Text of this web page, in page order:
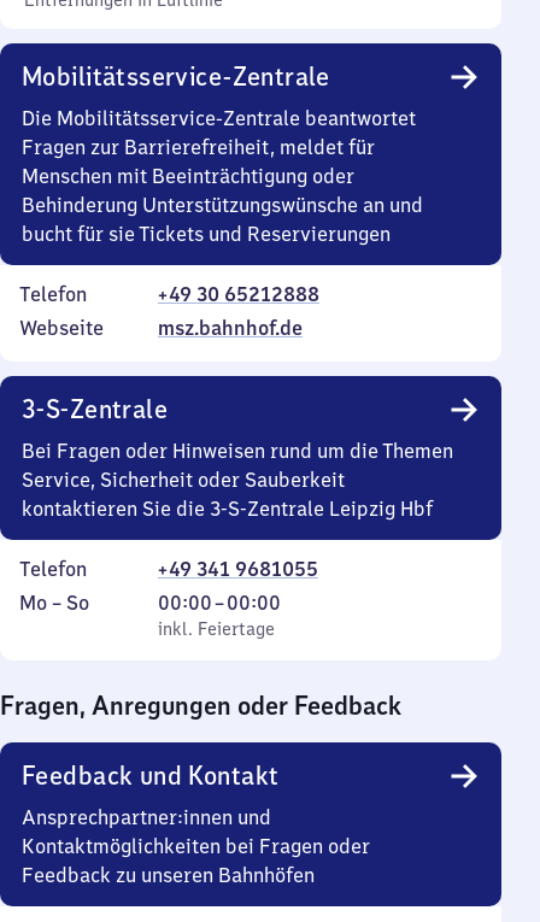
Mobilitätsservice-Zentrale
Die Mobilitätsservice-Zentrale beantwortet
Fragen zur Barrierefreiheit, meldet für
Menschen mit Beeinträchtigung oder
Behinderung Unterstützungswünsche an und
bucht für sie Tickets und Reservierungen
Telefon
+49 30 65212888
Webseite
msz.bahnhof.de
3-S-Zentrale
Bei Fragen oder Hinweisen rund um die Themen
Service, Sicherheit oder Sauberkeit
kontaktieren Sie die 3-S-Zentrale Leipzig Hbf
Telefon
+49 341 9681055
Montag
Mo – So,
inkl. Feiertage
00:00–00:00
Von
0
0
Uhr
inkl. Feiertage
Fragen, Anregungen oder Feedback
Feedback und Kontakt
Ansprechpartner:innen und
Kontaktmöglichkeiten bei Fragen oder
Feedback zu unseren Bahnhöfen